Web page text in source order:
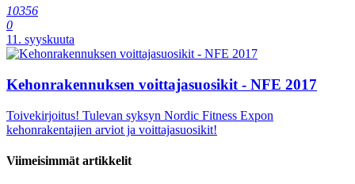
10356
0
11. syyskuuta
Kehonrakennuksen voittajasuosikit - NFE 2017
Toivekirjoitus! Tulevan syksyn Nordic Fitness Expon
kehonrakentajien arviot ja voittajasuosikit!
Viimeisimmät artikkelit